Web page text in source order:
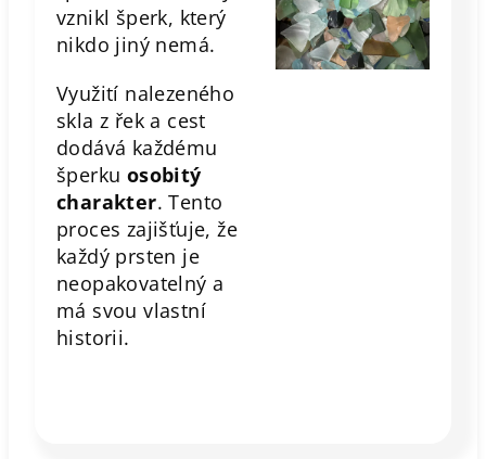
vznikl šperk, který
nikdo jiný nemá.
Využití nalezeného
skla z řek a cest
dodává každému
šperku osobitý
charakter. Tento
proces zajišťuje, že
každý prsten je
neopakovatelný a
má svou vlastní
historii.